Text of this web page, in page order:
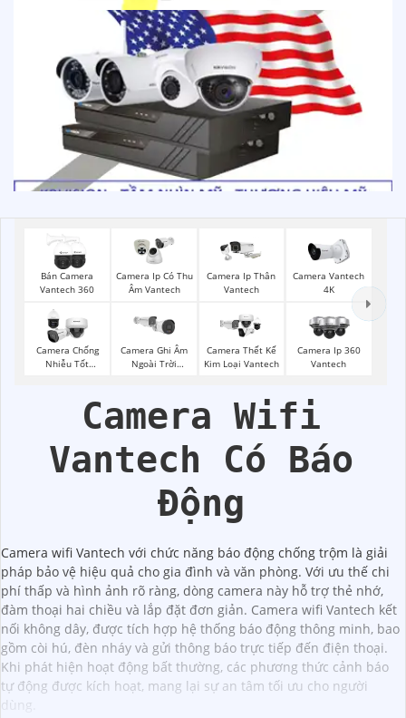
Bán Camera
Vantech 360
Camera Ip Có Thu
Âm Vantech
Camera Ip Thân
Vantech
Camera Vantech
4K
Camera Chống
Nhiễu Tốt
Camera Ghi Âm
Ngoài Trời
Camera Thết Kế
Kim Loại Vantech
Camera Ip 360
Vantech
Camera Wifi
Vantech Có Báo
Động
Camera wifi Vantech với chức năng báo động chống trộm là giải
pháp bảo vệ hiệu quả cho gia đình và văn phòng. Với ưu thế chi
phí thấp và hình ảnh rõ ràng, dòng camera này hỗ trợ thẻ nhớ,
đàm thoại hai chiều và lắp đặt đơn giản. Camera wifi Vantech kết
nối không dây, được tích hợp hệ thống báo động thông minh, bao
gồm còi hú, đèn nháy và gửi thông báo trực tiếp đến điện thoại.
Khi phát hiện hoạt động bất thường, các phương thức cảnh báo
tự động được kích hoạt, mang lại sự an tâm tối ưu cho người
dùng.